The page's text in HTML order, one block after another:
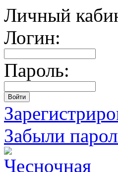
Личный
Логин:
Пароль:
Забыли